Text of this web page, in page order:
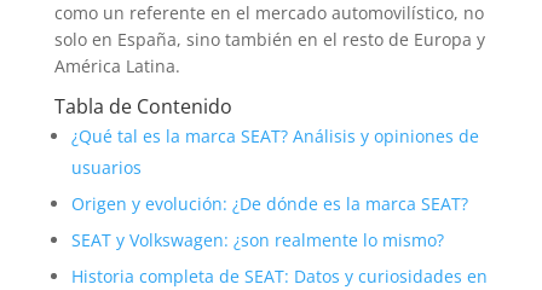
como un referente en el mercado automovilístico, no
solo en España, sino también en el resto de Europa y
América Latina.
Tabla de Contenido
¿Qué tal es la marca SEAT? Análisis y opiniones de
usuarios
Origen y evolución: ¿De dónde es la marca SEAT?
SEAT y Volkswagen: ¿son realmente lo mismo?
Historia completa de SEAT: Datos y curiosidades en